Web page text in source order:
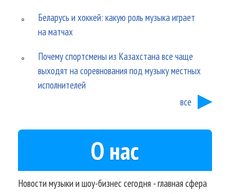
Беларусь и хоккей: какую роль музыка играет
на матчах
Почему спортсмены из Казахстана все чаще
выходят на соревнования под музыку местных
исполнителей
все
О нас
Новости музыки и шоу-бизнес сегодня - главная сфера